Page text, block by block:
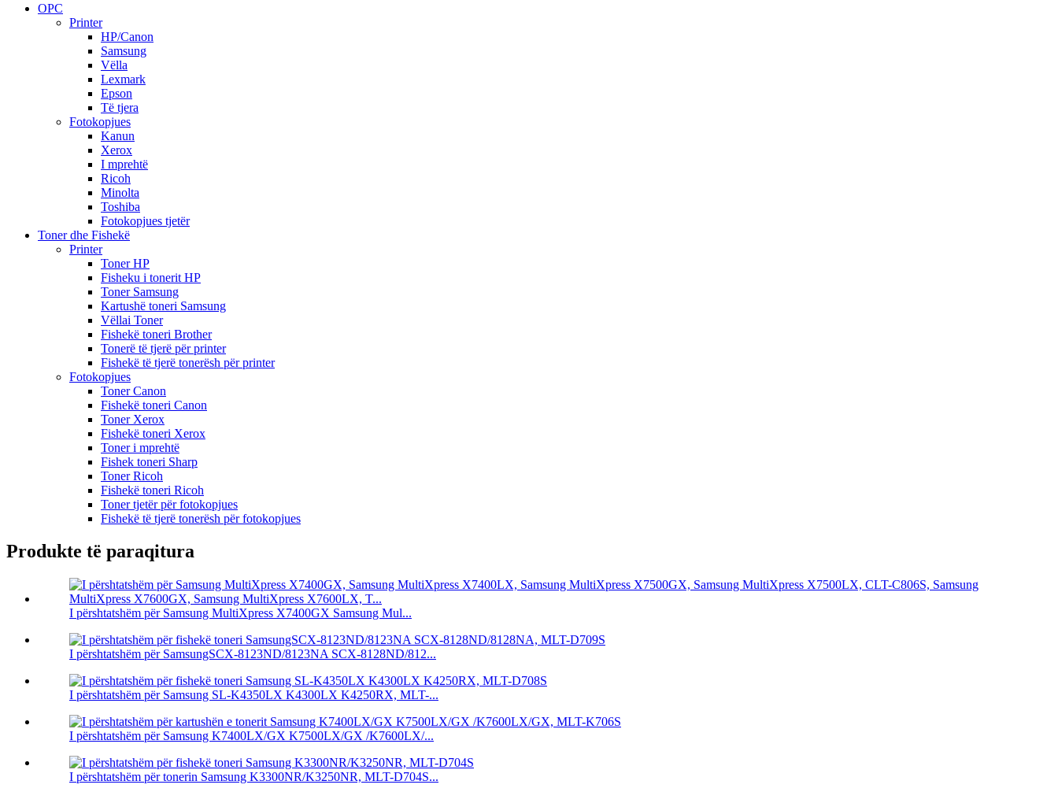
OPC
Printer
HP/Canon
Samsung
Vëlla
Lexmark
Epson
Të tjera
Fotokopjues
Kanun
Xerox
I mprehtë
Ricoh
Minolta
Toshiba
Fotokopjues tjetër
Toner dhe Fishekë
Printer
Toner HP
Fisheku i tonerit HP
Toner Samsung
Kartushë toneri Samsung
Vëllai Toner
Fishekë toneri Brother
Tonerë të tjerë për printer
Fishekë të tjerë tonerësh për printer
Fotokopjues
Toner Canon
Fishekë toneri Canon
Toner Xerox
Fishekë toneri Xerox
Toner i mprehtë
Fishek toneri Sharp
Toner Ricoh
Fishekë toneri Ricoh
Toner tjetër për fotokopjues
Fishekë të tjerë tonerësh për fotokopjues
Produkte të paraqitura
I përshtatshëm për Samsung MultiXpress X7400GX Samsung Mul...
I përshtatshëm për SamsungSCX-8123ND/8123NA SCX-8128ND/812...
I përshtatshëm për Samsung SL-K4350LX K4300LX K4250RX, MLT-...
I përshtatshëm për Samsung K7400LX/GX K7500LX/GX /K7600LX/...
I përshtatshëm për tonerin Samsung K3300NR/K3250NR, MLT-D704S...